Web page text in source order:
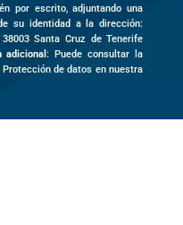
por escrito, adjuntando una
su identidad a la dirección:
38003Santa Cruz de Tenerife
adicional: Puede consultar la
de datos en nuestra